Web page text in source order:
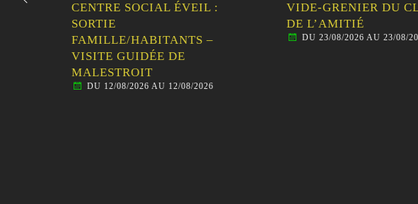
CENTRE SOCIAL ÉVEIL :
SORTIE
FAMILLE/HABITANTS –
VISITE GUIDÉE DE
MALESTROIT
DU 12/08/2026 AU 12/08/2026
VIDE-GRENIER DU
DE L’AMITIÉ
DU 23/08/2026 AU 23/08/